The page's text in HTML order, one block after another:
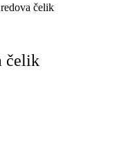
čelik
čelik